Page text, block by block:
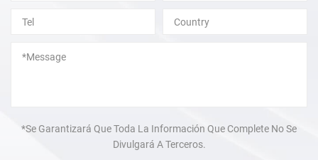
*Se Garantizará Que Toda La Información Que Complete No Se
Divulgará A Terceros.